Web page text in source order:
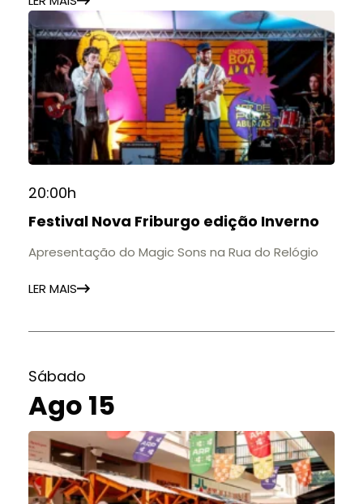
20:00h
Festival Nova Friburgo edição Inverno
Apresentação do Magic Sons na Rua do Relógio
LER MAIS
Sábado
Ago 15